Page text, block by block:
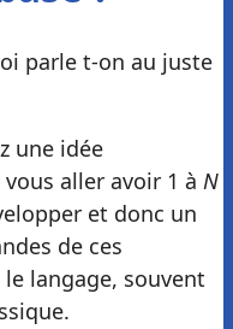
parle t-on au juste
une idée
vous aller avoir 1 à N
et donc un
de ces
langage, souvent